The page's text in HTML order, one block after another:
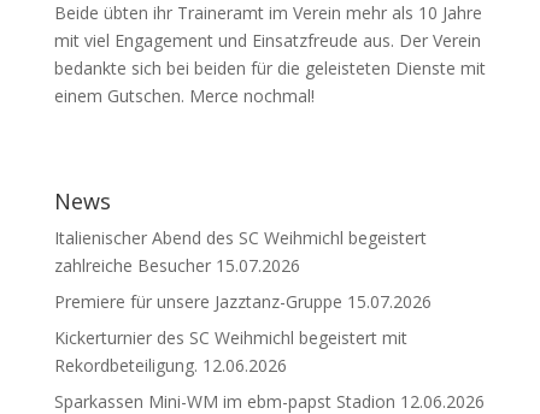
Beide übten ihr Traineramt im Verein mehr als 10 Jahre
mit viel Engagement und Einsatzfreude aus. Der Verein
bedankte sich bei beiden für die geleisteten Dienste mit
einem Gutschen. Merce nochmal!
News
Italienischer Abend des SC Weihmichl begeistert
zahlreiche Besucher 15.07.2026
Premiere für unsere Jazztanz-Gruppe 15.07.2026
Kickerturnier des SC Weihmichl begeistert mit
Rekordbeteiligung. 12.06.2026
Sparkassen Mini-WM im ebm-papst Stadion 12.06.2026